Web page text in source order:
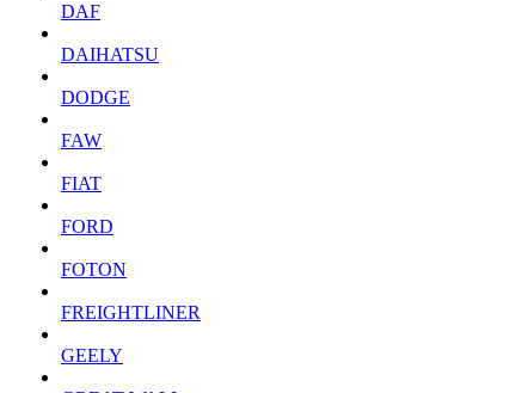
DAF
DAIHATSU
DODGE
FAW
FIAT
FORD
FOTON
FREIGHTLINER
GEELY